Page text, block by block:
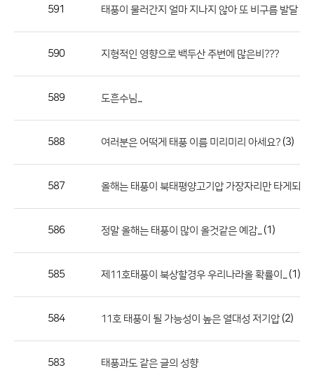
록
공
591 태풍이 물러간지 얼마 지나지 않아 또 비구름 발달(1)
590 지형적인 영향으로 백두산 주변에 많은비???
589 도흔수님...
588 여러분은 어떡게 태풍 이름 미리미리 아세요? (3)
587 올해는 태풍이 북태평양고기압 가장자리만 타게되면...
586 정말 올해는 태풍이 많이 올것같은 예감... (1)
585 제11호태풍이 북상할경우 우리나라올 확률이... (1)
584 11호 태풍이 될 가능성이 높은 열대성 저기압(2)
583 태풍과도 같은 글의 성향